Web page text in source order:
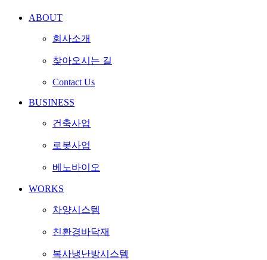
ABOUT
회사소개
찾아오시는 길
Contact Us
BUSINESS
건축사업
로봇사업
베노바이오
WORKS
차양시스템
친환경바닥재
복사냉난방시스템